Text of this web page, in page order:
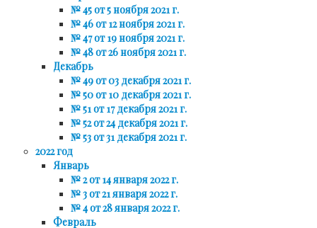
№ 45 от 5 ноября 2021 г.
№ 46 от 12 ноября 2021 г.
№ 47 от 19 ноября 2021 г.
№ 48 от 26 ноября 2021 г.
Декабрь
№ 49 от 03 декабря 2021 г.
№ 50 от 10 декабря 2021 г.
№ 51 от 17 декабря 2021 г.
№ 52 от 24 декабря 2021 г.
№ 53 от 31 декабря 2021 г.
2022 год
Январь
№ 2 от 14 января 2022 г.
№ 3 от 21 января 2022 г.
№ 4 от 28 января 2022 г.
Февраль